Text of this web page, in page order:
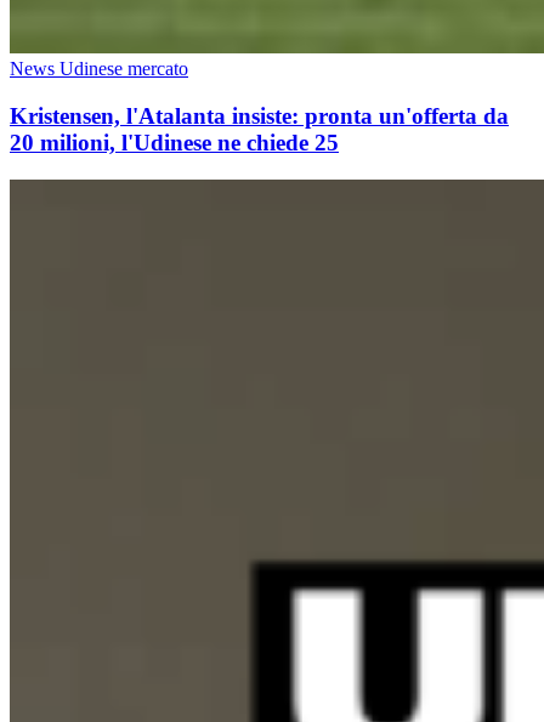
News Udinese mercato
Kristensen, l'Atalanta insiste: pronta un'offerta da
20 milioni, l'Udinese ne chiede 25